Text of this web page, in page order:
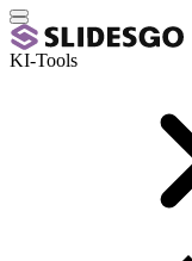
KI-Tools